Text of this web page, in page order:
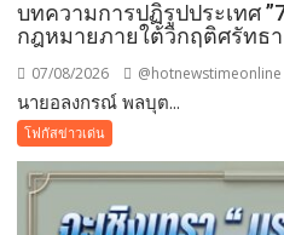
บทความการปฏิรูปประเทศ
กฎหมายภายใต้วิกฤติศรัทธา
07/08/2026 @hotnewstimeonline
นายอลงกรณ์ พลบุต...
โฟกัสข่าวเด่น